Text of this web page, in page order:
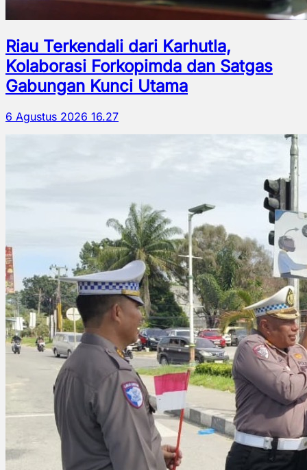
Riau Terkendali dari Karhutla,
Kolaborasi Forkopimda dan Satgas
Gabungan Kunci Utama
6 Agustus 2026 16.27